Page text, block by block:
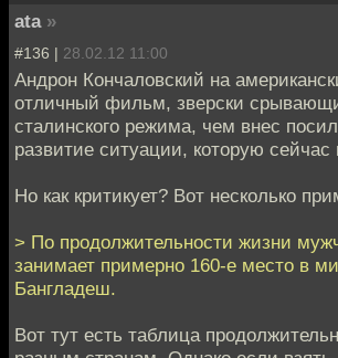
ata »
#136 | 28.02.12 11:00
Андрон Кончаловский на
отличный фильм, зверски
сталинского режима, чем внес
развитие ситуации, которую сейчас
Но как критикует? Вот несколько
> По продолжительности жизни
занимает примерно 160-е место в
Бангладеш.
Вот тут есть таблица